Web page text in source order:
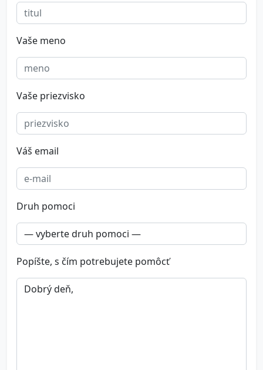
Vaše meno
Vaše priezvisko
Váš email
Druh pomoci
Popíšte, s čím potrebujete pomôcť